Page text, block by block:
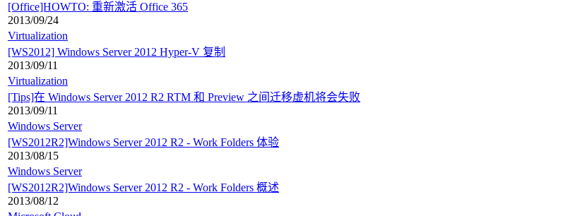
[Office]HOWTO: 重新激活 Office 365
2013/09/24
Virtualization
[WS2012] Windows Server 2012 Hyper-V 复制
2013/09/11
Virtualization
[Tips]在 Windows Server 2012 R2 RTM 和 Preview 之间迁移虚机将会失败
2013/09/11
Windows Server
[WS2012R2]Windows Server 2012 R2 - Work Folders 体验
2013/08/15
Windows Server
[WS2012R2]Windows Server 2012 R2 - Work Folders 概述
2013/08/12